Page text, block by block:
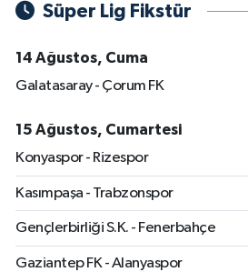
Süper Lig Fikstür
14 Ağustos, Cuma
Galatasaray - Çorum FK
15 Ağustos, Cumartesi
Konyaspor - Rizespor
Kasımpaşa - Trabzonspor
Gençlerbirliği S.K. - Fenerbahçe
Gaziantep FK - Alanyaspor